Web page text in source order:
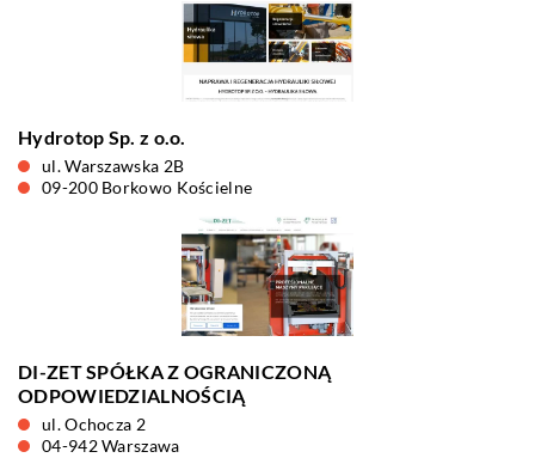
Hydrotop Sp. z o.o.
ul. Warszawska 2B
09-200 Borkowo Kościelne
DI-ZET SPÓŁKA Z OGRANICZONĄ
ODPOWIEDZIALNOŚCIĄ
ul. Ochocza 2
04-942 Warszawa